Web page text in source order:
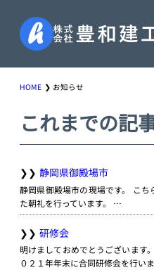
HOME お知らせ
これまでの記
静岡県御殿場市
静岡県御殿場市の現場です。 こ
た朝礼を行っています。 …
研修会
明けましておめでとうございます
０２１年年末に合同研修会を行い